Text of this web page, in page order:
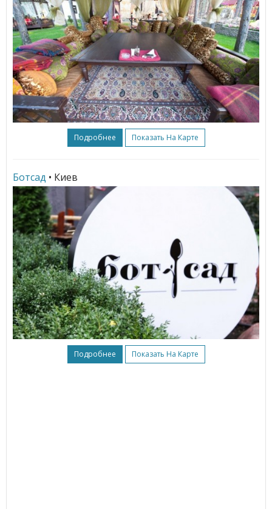
Подробнее Показать На Карте
Ботсад • Киев
Подробнее Показать На Карте